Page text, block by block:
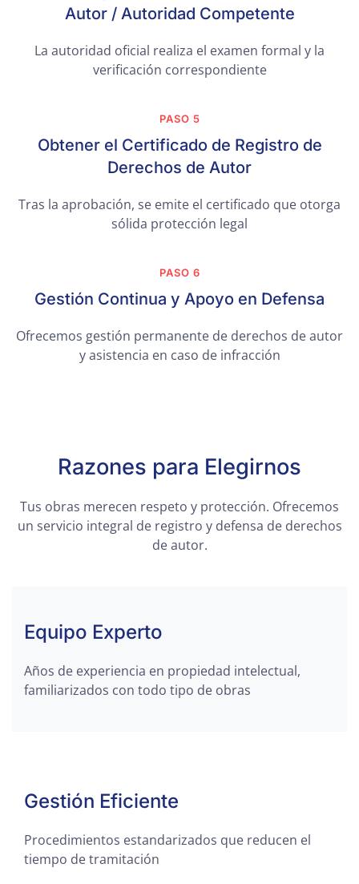
Autor / Autoridad Competente
La autoridad oficial realiza el examen formal y la
verificación correspondiente
PASO 5
Obtener el Certificado de Registro de
Derechos de Autor
Tras la aprobación, se emite el certificado que otorga
sólida protección legal
PASO 6
Gestión Continua y Apoyo en Defensa
Ofrecemos gestión permanente de derechos de autor
y asistencia en caso de infracción
Razones para Elegirnos
Tus obras merecen respeto y protección. Ofrecemos
un servicio integral de registro y defensa de derechos
de autor.
Equipo Experto
Años de experiencia en propiedad intelectual,
familiarizados con todo tipo de obras
Gestión Eficiente
Procedimientos estandarizados que reducen el
tiempo de tramitación